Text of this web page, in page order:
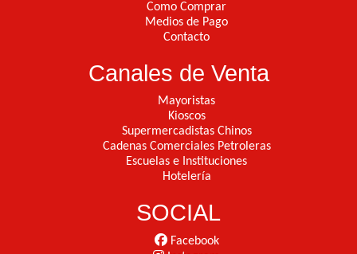
Como Comprar
Medios de Pago
Contacto
Canales de Venta
Mayoristas
Kioscos
Supermercadistas Chinos
Cadenas Comerciales Petroleras
Escuelas e Instituciones
Hotelería
SOCIAL
Facebook